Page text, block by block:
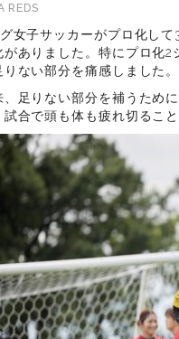
REDS
女子サッカーがプロ化し
がありました。特にプロ化
りない部分を痛感しました。
、足りない部分を補うため
試合で頭も体も疲れ切るこ